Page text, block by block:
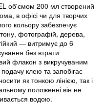
об'ємом 200 мл створений
в офісі чи для творчих
кольору забезпечує
фотографій, дерева,
— витримує до 6
без втрати
флакон з викручуваним
клею та запобігає
як тонкою лінією, так і
положенні він не
водою.